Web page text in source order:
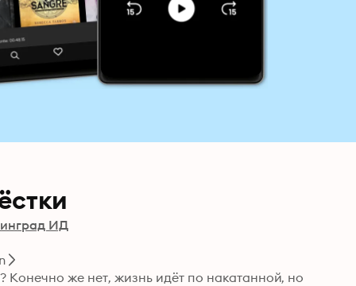
ИД
Конечно же нет, жизнь идёт по накатанной, но